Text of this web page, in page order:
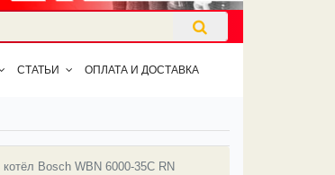
СТАТЬИ ОПЛАТА И ДОСТАВКА
котёл Bosch WBN 6000-35С RN